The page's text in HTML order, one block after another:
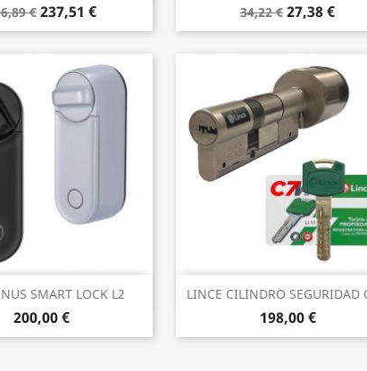
€ 237,51 €
34,22 € 27,38 €
SMART LOCK L2
200,00 €
Vista rápida LINCE CILINDRO SEGURIDAD
198,00 €
Vista rápida